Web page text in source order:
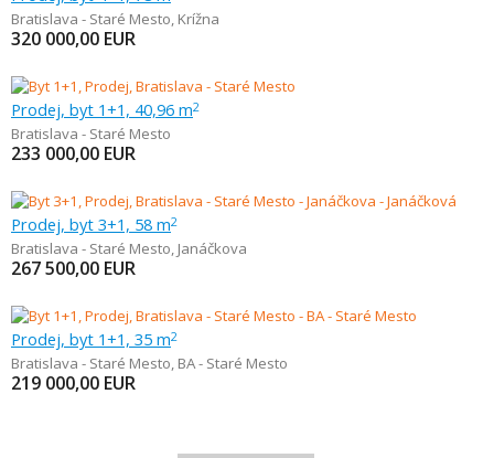
Bratislava - Staré Mesto, Krížna
320 000,00 EUR
Prodej, byt 1+1, 40,96 m2
Bratislava - Staré Mesto
233 000,00 EUR
Prodej, byt 3+1, 58 m2
Bratislava - Staré Mesto, Janáčkova
267 500,00 EUR
Prodej, byt 1+1, 35 m2
Bratislava - Staré Mesto, BA - Staré Mesto
219 000,00 EUR